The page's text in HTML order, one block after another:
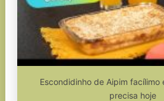
Escondidinho de Aipim
precisa hoje